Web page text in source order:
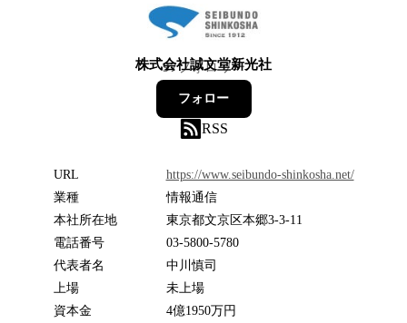
株式会社誠文堂新光社
97フォロワー
フォロー
RSS
URL
https://www.seibundo-shinkosha.net/
業種
情報通信
本社所在地
東京都文京区本郷3-3-11
電話番号
03-5800-5780
代表者名
中川慎司
上場
未上場
資本金
4億1950万円